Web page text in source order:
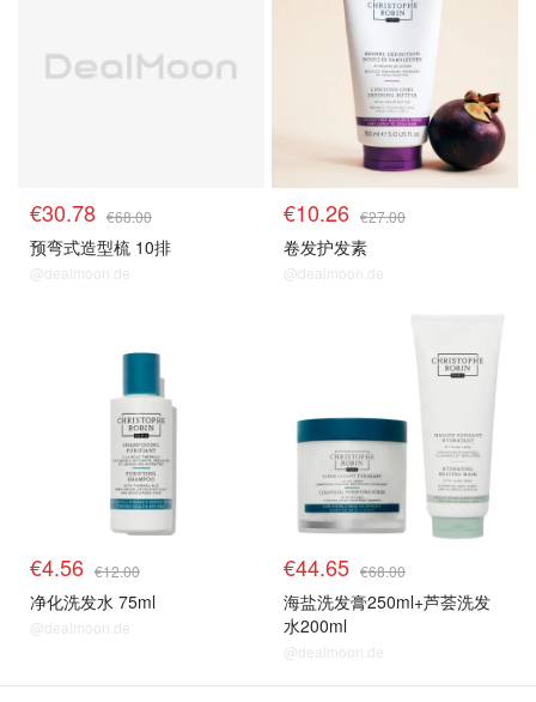
€30.78 €68.00
预弯式造型梳 10排
@dealmoon.de
€10.26 €27.00
卷发护发素
@dealmoon.de
€4.56 €12.00
净化洗发水 75ml
@dealmoon.de
€44.65 €68.00
海盐洗发膏250ml+芦荟洗发
水200ml
@dealmoon.de